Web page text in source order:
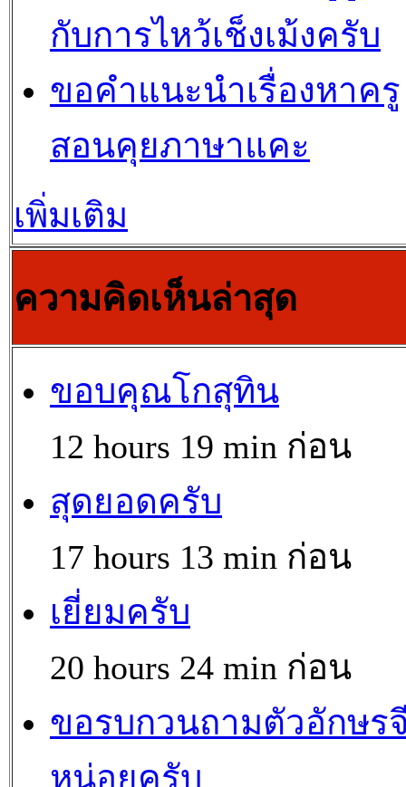
กับการไหว้เช็งเม้งครับ
ขอคำแนะนำเรื่องหาครู
สอนคุยภาษาแคะ
เพิ่มเติม
ความคิดเห็นล่าสุด
ขอบคุณโกสุทิน
12 hours 19 min ก่อน
สุดยอดครับ
17 hours 13 min ก่อน
เยี่ยมครับ
20 hours 24 min ก่อน
ขอรบกวนถามตัวอักษร
หน่อยครับ